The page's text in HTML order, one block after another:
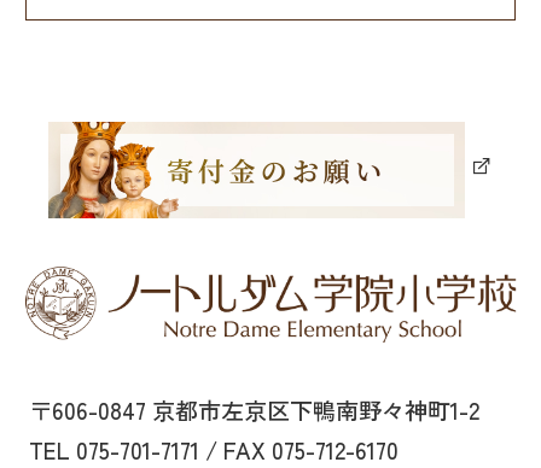
〒606-0847 京都市左京区下鴨南野々神町1-2
TEL 075-701-7171 / FAX 075-712-6170